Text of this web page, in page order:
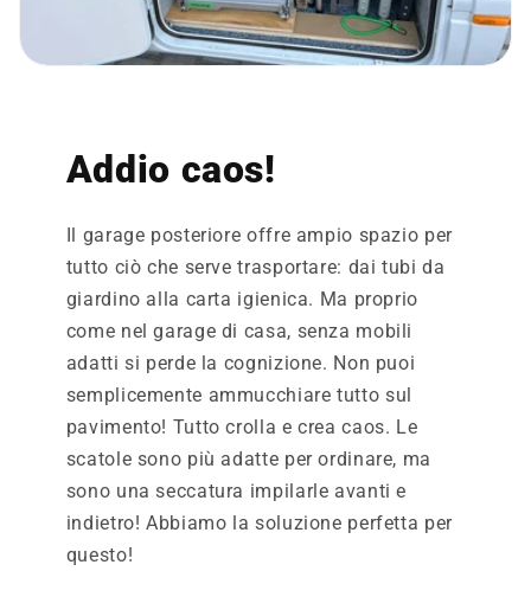
Addio caos!
Il garage posteriore offre ampio spazio per
tutto ciò che serve trasportare: dai tubi da
giardino alla carta igienica. Ma proprio
come nel garage di casa, senza mobili
adatti si perde la cognizione. Non puoi
semplicemente ammucchiare tutto sul
pavimento! Tutto crolla e crea caos. Le
scatole sono più adatte per ordinare, ma
sono una seccatura impilarle avanti e
indietro! Abbiamo la soluzione perfetta per
questo!